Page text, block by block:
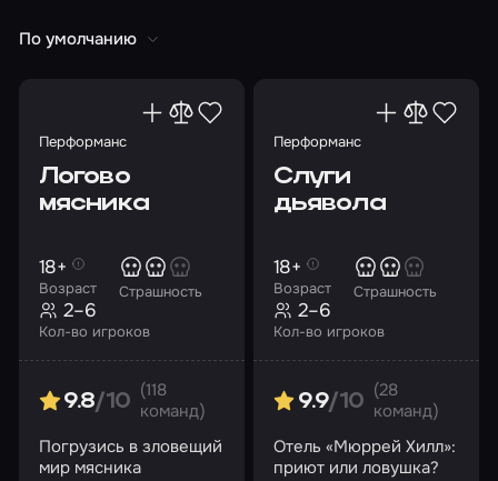
По умолчанию
Перформанс
Логово
мясника
Возраст
18+
Страшность
Кол-во игроков
2–6
9.8/10
(118
команд)
Погрузись в зловещий
мир мясника
Перформанс
Слуги
дьявола
Возраст
18+
Страшность
Кол-во игроков
2–6
9.9/10
(28
команд)
Отель «Мюррей Хилл»:
приют или ловушка?